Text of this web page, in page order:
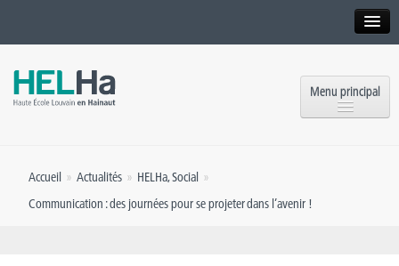
Menu principal
Accueil » Actualités » HELHa,Social »
Communication : des journées pour se projeter dans l’avenir !